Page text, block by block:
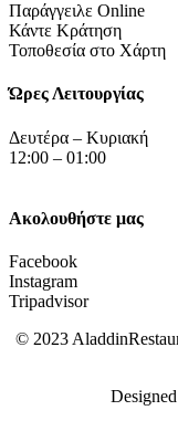
Παράγγειλε Online
Κάντε Κράτηση
Τοποθεσία στο Χάρτη
Ώρες Λειτουργίας
Δευτέρα – Κυριακή
12:00 – 01:00
Ακολουθήστε μας
Facebook
Instagram
Tripadvisor
© 2023